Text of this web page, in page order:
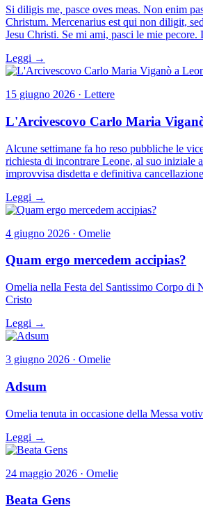
Si diligis me, pasce oves meas. Non enim
Christum. Mercenarius est qui non diligit,
Jesu Christi. Se mi ami, pasci le mie
Leggi →
15 giugno 2026 · Lettere
L'Arcivescovo Carlo Maria
Alcune settimane fa ho reso pubbliche le
richiesta di incontrare Leone, al suo iniziale
improvvisa disdetta e definitiva
Leggi →
4 giugno 2026 · Omelie
Quam ergo mercedem accipias?
Omelia nella Festa del Santissimo Corpo di
Cristo
Leggi →
3 giugno 2026 · Omelie
Adsum
Omelia tenuta in occasione della Messa
Leggi →
24 maggio 2026 · Omelie
Beata Gens